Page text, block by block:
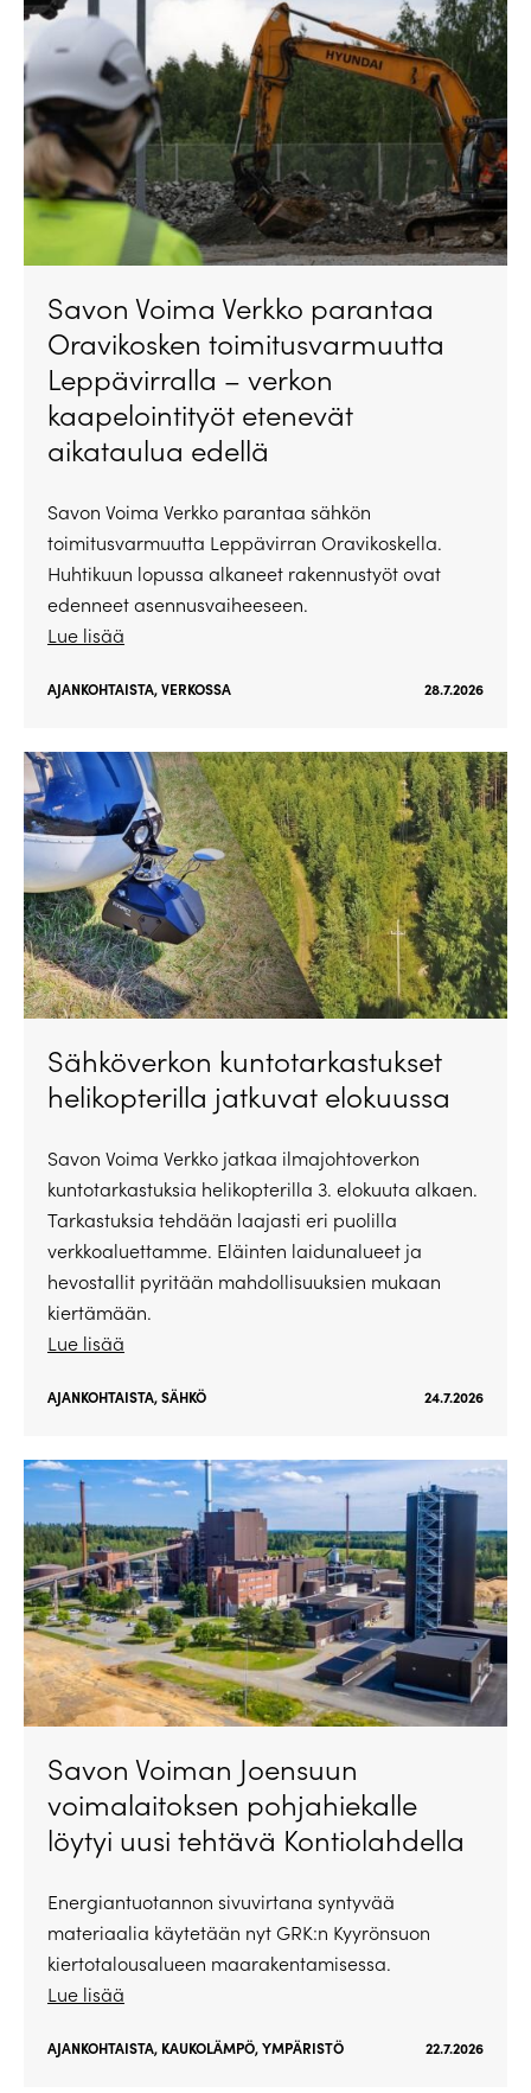
Savon Voima Verkko parantaa
Oravikosken toimitusvarmuutta
Leppävirralla – verkon
kaapelointityöt etenevät
aikataulua edellä
Savon Voima Verkko parantaa sähkön
toimitusvarmuutta Leppävirran Oravikoskella.
Huhtikuun lopussa alkaneet rakennustyöt ovat
edenneet asennusvaiheeseen.
Lue lisää
AJANKOHTAISTA,VERKOSSA 28.7.2026
Sähköverkon kuntotarkastukset
helikopterilla jatkuvat elokuussa
Savon Voima Verkko jatkaa ilmajohtoverkon
kuntotarkastuksia helikopterilla 3. elokuuta alkaen.
Tarkastuksia tehdään laajasti eri puolilla
verkkoaluettamme. Eläinten laidunalueet ja
hevostallit pyritään mahdollisuuksien mukaan
kiertämään.
Lue lisää
AJANKOHTAISTA,SÄHKÖ 24.7.2026
Savon Voiman Joensuun
voimalaitoksen pohjahiekalle
löytyi uusi tehtävä Kontiolahdella
Energiantuotannon sivuvirtana syntyvää
materiaalia käytetään nyt GRK:n Kyyrönsuon
kiertotalousalueen maarakentamisessa.
Lue lisää
AJANKOHTAISTA, KAUKOLÄMPÖ,YMPÄRISTÖ 22.7.2026